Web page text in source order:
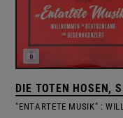
DIE TOTEN HOSEN,